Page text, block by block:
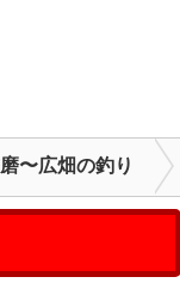
〜広畑の釣り